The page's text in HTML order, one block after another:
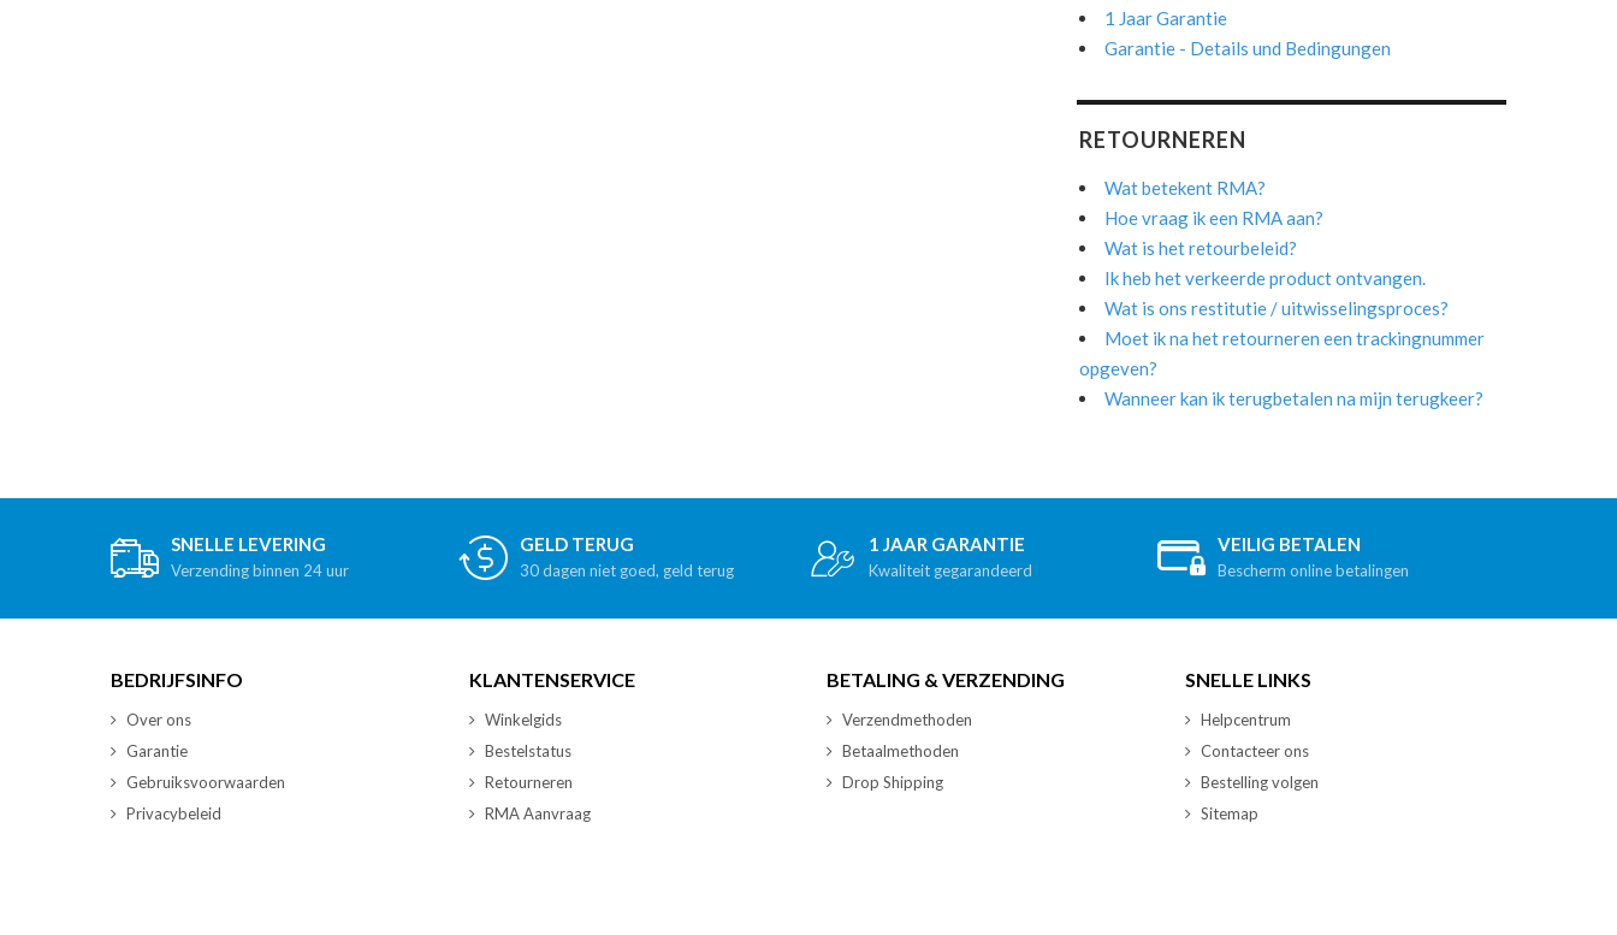
1 Jaar Garantie
Garantie - Details und Bedingungen
RETOURNEREN
Wat betekent RMA?
Hoe vraag ik een RMA aan?
Wat is het retourbeleid?
Ik heb het verkeerde product ontvangen.
Wat is ons restitutie / uitwisselingsproces?
Moet ik na het retourneren een trackingnummer
opgeven?
Wanneer kan ik terugbetalen na mijn terugkeer?
SNELLE LEVERING
Verzending binnen 24 uur
GELD TERUG
30 dagen niet goed, geld terug
1 JAAR GARANTIE
Kwaliteit gegarandeerd
VEILIG BETALEN
Bescherm online betalingen
BEDRIJFSINFO
Over ons
Garantie
Gebruiksvoorwaarden
Privacybeleid
KLANTENSERVICE
Winkelgids
Bestelstatus
Retourneren
RMA Aanvraag
BETALING & VERZENDING
Verzendmethoden
Betaalmethoden
Drop Shipping
SNELLE LINKS
Helpcentrum
Contacteer ons
Bestelling volgen
Sitemap